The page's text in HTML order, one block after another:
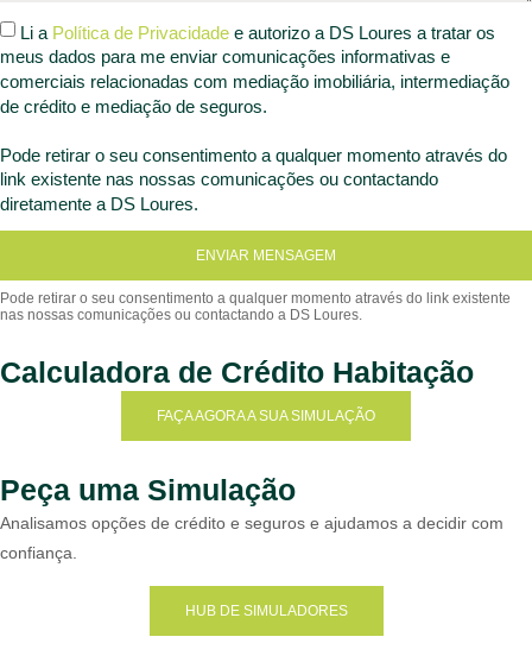
Li a Política de Privacidade e autorizo a DS Loures a tratar os
meus dados para me enviar comunicações informativas e
comerciais relacionadas com mediação imobiliária, intermediação
de crédito e mediação de seguros.
Pode retirar o seu consentimento a qualquer momento através do
link existente nas nossas comunicações ou contactando
diretamente a DS Loures.
ENVIAR MENSAGEM
Calculadora de Crédito Habitação
FAÇA AGORA A SUA SIMULAÇÃO
Peça uma Simulação
Analisamos opções de crédito e seguros e ajudamos a decidir com
confiança.
HUB DE SIMULADORES